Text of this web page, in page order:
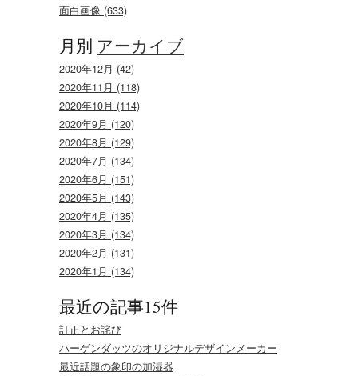
面白画像 (633)
月別 アーカイブ
2020年12月 (42)
2020年11月 (118)
2020年10月 (114)
2020年9月 (120)
2020年8月 (129)
2020年7月 (134)
2020年6月 (151)
2020年5月 (143)
2020年4月 (135)
2020年3月 (134)
2020年2月 (131)
2020年1月 (134)
最近の記事15件
訂正とお詫び
ハーゲンダッツのオリジナルデザインメーカー
最近話題の象印の加湿器